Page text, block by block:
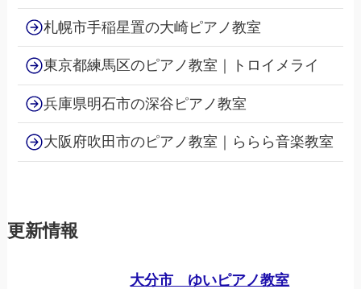
札幌市手稲星置の大崎ピアノ教室
東京都練馬区のピアノ教室｜トロイメライ
兵庫県明石市の深谷ピアノ教室
大阪府吹田市のピアノ教室｜ららら音楽教室
更新情報
大分市 ゆいピアノ教室